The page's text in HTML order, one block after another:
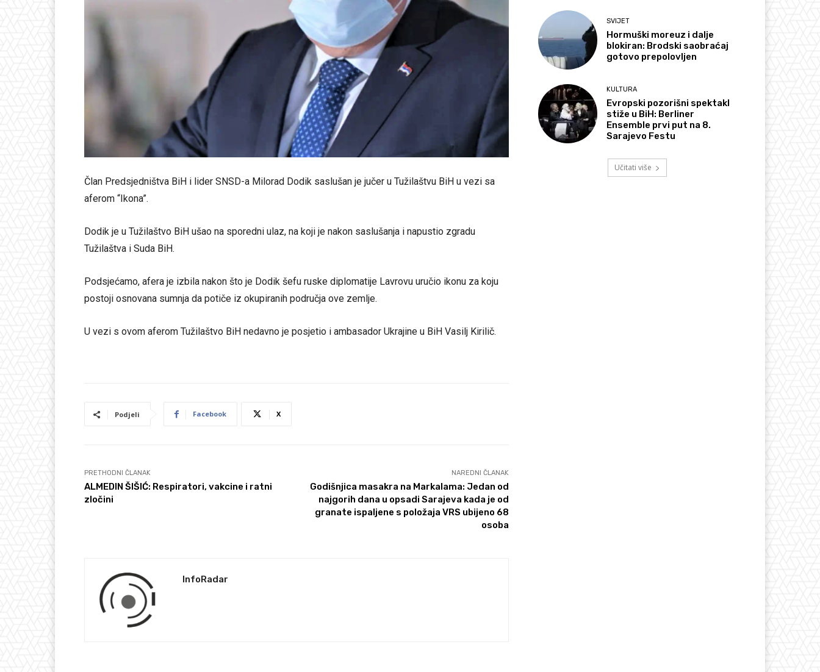
Član Predsjedništva BiH i lider SNSD-a Milorad Dodik saslušan je jučer u Tužilaštvu BiH u vezi sa
aferom “Ikona”.
Dodik je u Tužilaštvo BiH ušao na sporedni ulaz, na koji je nakon saslušanja i napustio zgradu
Tužilaštva i Suda BiH.
Podsjećamo, afera je izbila nakon što je Dodik šefu ruske diplomatije Lavrovu uručio ikonu za koju
postoji osnovana sumnja da potiče iz okupiranih područja ove zemlje.
U vezi s ovom aferom Tužilaštvo BiH nedavno je posjetio i ambasador Ukrajine u BiH Vasilj Kirilič.
Podjeli Facebook X
PRETHODNI ČLANAK
ALMEDIN ŠIŠIĆ: Respiratori, vakcine i ratni
zločini
NAREDNI ČLANAK
Godišnjica masakra na Markalama: Jedan od
najgorih dana u opsadi Sarajeva kada je od
granate ispaljene s položaja VRS ubijeno 68
osoba
InfoRadar
SVIJET
Hormuški moreuz i dalje
blokiran: Brodski saobraćaj
gotovo prepolovljen
KULTURA
Evropski pozorišni spektakl
stiže u BiH: Berliner
Ensemble prvi put na 8.
Sarajevo Festu
Učitati više